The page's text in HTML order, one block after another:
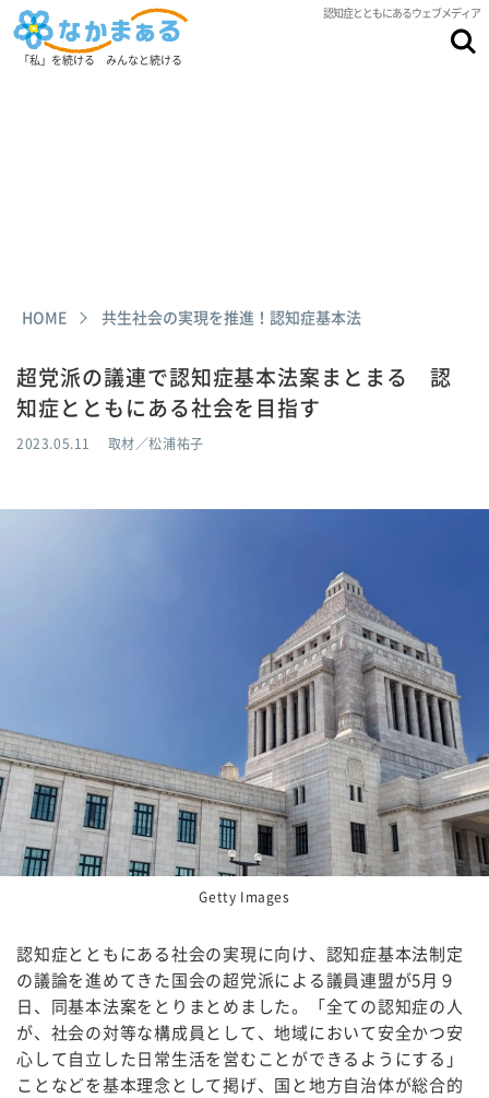
認知症とともにあるウェブメディア
「私」を続ける みんなと続ける
HOME 共生社会の実現を推進！認知症基本法
超党派の議連で認知症基本法案まとまる 認
知症とともにある社会を目指す
2023.05.11 取材／松浦祐子
Getty Images
認知症とともにある社会の実現に向け、認知症基本法制定
の議論を進めてきた国会の超党派による議員連盟が5月９
日、同基本法案をとりまとめました。「全ての認知症の人
が、社会の対等な構成員として、地域において安全かつ安
心して自立した日常生活を営むことができるようにする」
ことなどを基本理念として掲げ、国と地方自治体が総合的